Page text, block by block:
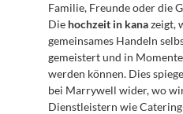
Familie, Freunde oder die
Die hochzeit in kana zeigt,
gemeinsames Handeln
gemeistert und in
werden können. Dies
bei Marrywell wider, wo
Dienstleistern wie